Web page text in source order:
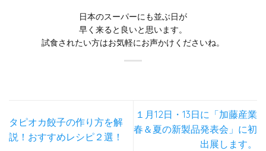
日本のスーパーにも並ぶ日が
早く来ると良いと思います。
試食されたい方はお気軽にお声かけくださいね。
タピオカ餃子の作り方を解
説！おすすめレシピ２選！
１月12日・13日に「加藤産業
春＆夏の新製品発表会」に初
出展します。